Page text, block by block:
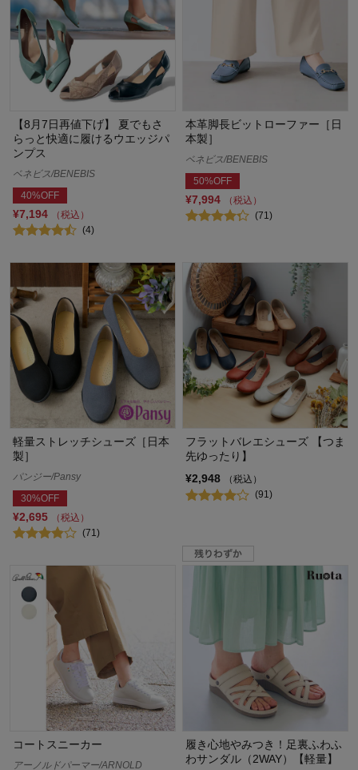
【8月7日再値下げ】 夏でもさ
らっと快適に履けるウエッジパ
ンプス
ベネビス/BENEBIS
40%OFF
¥7,194
（税込）
(4)
本革脚長ビットローファー［日
本製］
ベネビス/BENEBIS
50%OFF
¥7,994
（税込）
(71)
軽量ストレッチシューズ［日本
製］
パンジー/Pansy
30%OFF
¥2,695
（税込）
(71)
フラットバレエシューズ 【つま
先ゆったり】
¥2,948
（税込）
(91)
コートスニーカー
アーノルドパーマー/ARNOLD
履き心地やみつき！足裏ふわふ
わサンダル（2WAY）【軽量】